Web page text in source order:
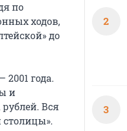
по
ходов,
до
года.
и
Вся
столицы».
2
3